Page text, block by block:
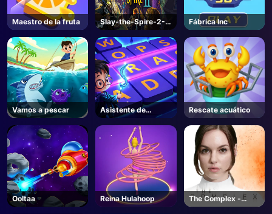
Maestro de la fruta
Slay-the-Spire-2-
Steam
Fábrica Inc
Vamos a pescar
Asistente de
hechizos
Rescate acuático
Ooltaa Reina Hulahoop
The Complex -
Steam